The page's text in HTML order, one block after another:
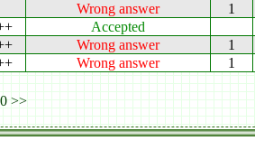
Wrong answer 1
Accepted
Wrong answer 1
Wrong answer 1
>>